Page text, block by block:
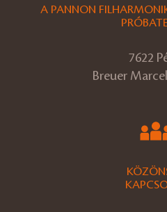
A PANNON
7622
Breuer